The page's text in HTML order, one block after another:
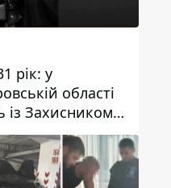
рік: у
області
із Захисником
Рєпіним